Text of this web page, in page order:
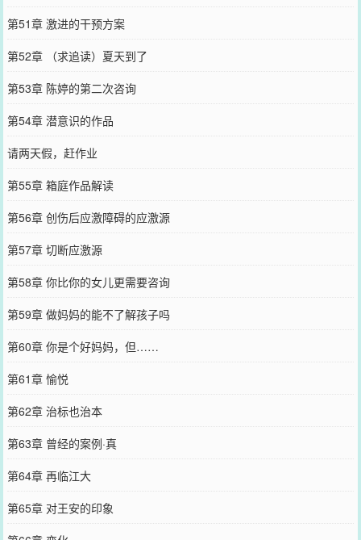
第51章 激进的干预方案
第52章 （求追读）夏天到了
第53章 陈婷的第二次咨询
第54章 潜意识的作品
请两天假，赶作业
第55章 箱庭作品解读
第56章 创伤后应激障碍的应激源
第57章 切断应激源
第58章 你比你的女儿更需要咨询
第59章 做妈妈的能不了解孩子吗
第60章 你是个好妈妈，但……
第61章 愉悦
第62章 治标也治本
第63章 曾经的案例·真
第64章 再临江大
第65章 对王安的印象